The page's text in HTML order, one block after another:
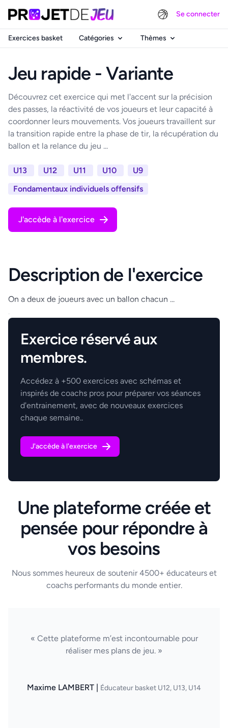
Se connecter
Exercices basket Catégories Thèmes
Jeu rapide - Variante
Découvrez cet exercice qui met l'accent sur la précision
des passes, la réactivité de vos joueurs et leur capacité à
coordonner leurs mouvements. Vos joueurs travaillent sur
la transition rapide entre la phase de tir, la récupération du
ballon et la relance du jeu ...
U13 U12 U11 U10
U9
Fondamentaux individuels offensifs
J'accède à l'exercice
Description de l'exercice
On a deux de joueurs avec un ballon chacun ...
.
Exercice réservé aux
membres.
Accédez à +500 exercices avec schémas et
inspirés de coachs pros pour préparer vos séances
d'entrainement, avec de nouveaux exercices
chaque semaine..
J'accède à l'exercice
Une plateforme créée et
pensée pour répondre à
vos besoins
Nous sommes heureux de soutenir 4500+ éducateurs et
coachs performants du monde entier.
« Cette plateforme m’est incontournable pour
réaliser mes plans de jeu. »
Maxime LAMBERT | Éducateur basket U12, U13, U14